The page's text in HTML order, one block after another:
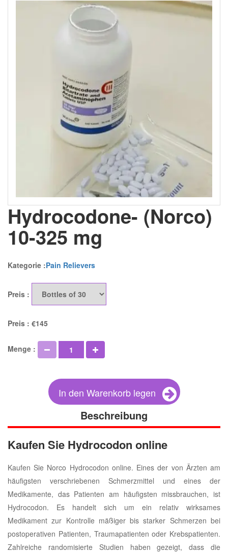
Hydrocodone- (Norco)
10-325 mg
Kategorie :Pain Relievers
Preis :
Preis : €145
Menge :
In den Warenkorb legen
Beschreibung
Kaufen Sie Hydrocodon online
Kaufen Sie Norco Hydrocodon online. Eines der von Ärzten am
häufigsten verschriebenen Schmerzmittel und eines der
Medikamente, das Patienten am häufigsten missbrauchen, ist
Hydrocodon. Es handelt sich um ein relativ wirksames
Medikament zur Kontrolle mäßiger bis starker Schmerzen bei
postoperativen Patienten, Traumapatienten oder Krebspatienten.
Zahlreiche randomisierte Studien haben gezeigt, dass die